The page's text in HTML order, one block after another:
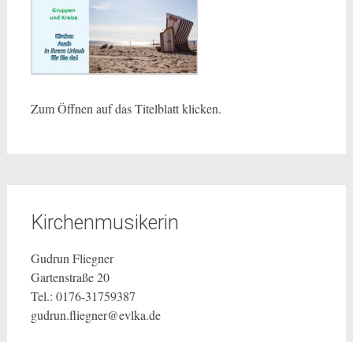
Zum Öffnen auf das Titelblatt klicken.
Kirchenmusikerin
Gudrun Fliegner
Gartenstraße 20
Tel.: 0176-31759387
gudrun.fliegner@evlka.de